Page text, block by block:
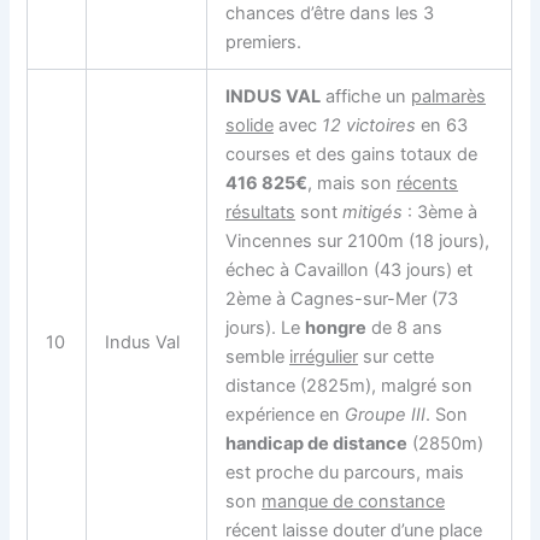
chances d’être dans les 3
premiers.
10 Indus Val
INDUS VAL affiche un palmarès
solide avec 12 victoires en 63
courses et des gains totaux de
416 825€, mais son récents
résultats sontmitigés : 3ème à
Vincennes sur 2100m (18 jours),
échec à Cavaillon (43 jours) et
2ème à Cagnes-sur-Mer (73
jours). Le hongre de 8 ans
semble irrégulier sur cette
distance (2825m), malgré son
expérience en Groupe III. Son
handicap de distance (2850m)
est proche du parcours, mais
son manque de constance
récent laisse douter d’une place